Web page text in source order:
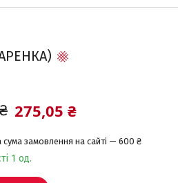
275,05 ₴
сума замовлення на сайті — 600 ₴
1 од.